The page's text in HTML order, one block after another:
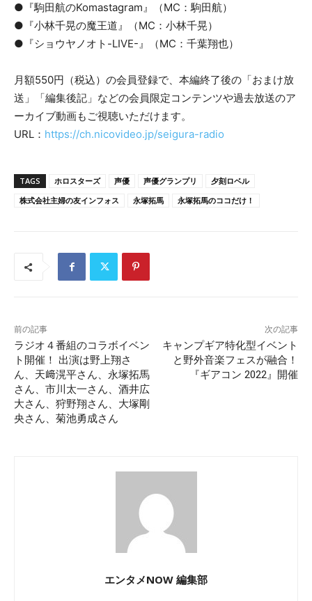
●『駒田航のKomastagram』（MC：駒田航）
●『小林千晃の魔王道』（MC：小林千晃）
●『ショウヤノオト-LIVE-』（MC：千葉翔也）
月額550円（税込）の会員登録で、本編終了後の「おまけ放
送」「編集後記」などの会員限定コンテンツや過去放送のア
ーカイブ動画もご視聴いただけます。
URL： https://ch.nicovideo.jp/seigura-radio
TAGS ホロスターズ 声優 声優グランプリ
夕刻ロベル
株式会社主婦の友インフォス
永塚拓馬 永塚拓馬のココだけ！
前の記事
ラジオ４番組のコラボイベン
ト開催！ 出演は野上翔さ
ん、天﨑滉平さん、永塚拓馬
さん、市川太一さん、酒井広
大さん、狩野翔さん、大塚剛
央さん、菊池勇成さん
次の記事
キャンプギア特化型イベント
と野外音楽フェスが融合！
『ギアコン 2022』開催
エンタメNOW 編集部